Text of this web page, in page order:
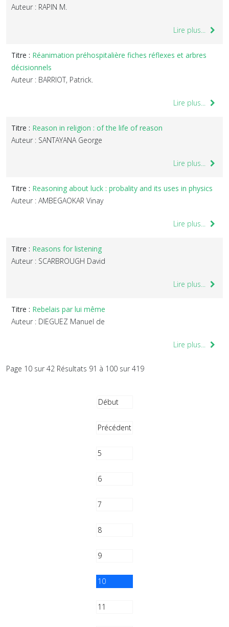
Auteur : RAPIN M.
Lire plus...
Titre : Réanimation préhospitalière fiches réflexes et arbres
décisionnels
Auteur : BARRIOT, Patrick.
Lire plus...
Titre : Reason in religion : of the life of reason
Auteur : SANTAYANA George
Lire plus...
Titre : Reasoning about luck : probality and its uses in physics
Auteur : AMBEGAOKAR Vinay
Lire plus...
Titre : Reasons for listening
Auteur : SCARBROUGH David
Lire plus...
Titre : Rebelais par lui même
Auteur : DIEGUEZ Manuel de
Lire plus...
Page 10 sur 42 Résultats 91 à 100 sur 419
Début
Précédent
5
6
7
8
9
10
11